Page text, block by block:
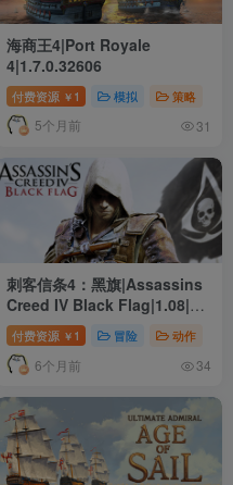
海商王4|Port Royale
4|1.7.0.32606
付费资源 ￥ 1 模拟 策略
5个月前 31
策略
刺客信条4：黑旗|Assassins
Creed IV Black Flag|1.08|整
合全DLC
付费资源 ￥ 1 冒险 动作
6个月前 34